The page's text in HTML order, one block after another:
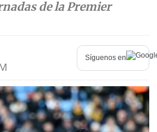
de la Premier
Síguenos en